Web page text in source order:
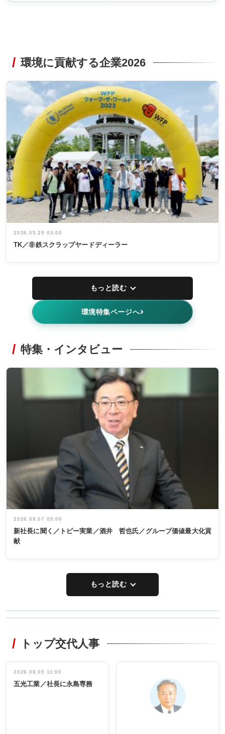
環境に貢献する企業2026
2026.05.29 05:00
TK／非鉄スクラップヤードディーラー
もっと読む
環境特集ページへ
特集・インタビュー
2026.08.07 05:00
新社長に聞く／トピー実業／酒井 哲也氏／グループ価値最大化貢
献
もっと読む
非鉄業界で
インタビュ
ー／社内ア
タックトレー
祝う 業界関
係者ら220人
出席
トップ交代人事
2026.08.05 11:00
五光工業／社長に永島専務